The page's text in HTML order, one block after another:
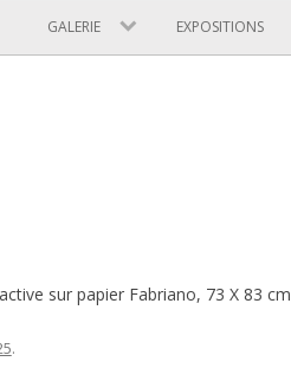
GALERIE EXPOSITIONS
sur papier Fabriano, 73 X 83 cm
.